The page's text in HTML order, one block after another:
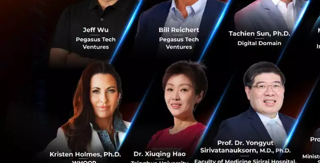
กลุ่มนี้จึงจะมักสูญเสียพลังงานและเวลาไปกับ
อาการสมองล้า ภัยเงียบที่กระทบการทำงาน
ภาวะนี้ไม่ได้แสดงออกแค่ความรู้สึก ‘เหนื่อย’
อาการที่สังเกตได้คือบางคนจะเริ่มผัดวันประ
กลับกันบางคนอาจรีบตัดสินใจแบบขอไปที ใ
อาจไม่ใช่ทางเลือกที่ดีที่สุดก็ตาม
นอกจากนี้หลายคนอาจเจอว่าตัวเองเริ่มมีอา